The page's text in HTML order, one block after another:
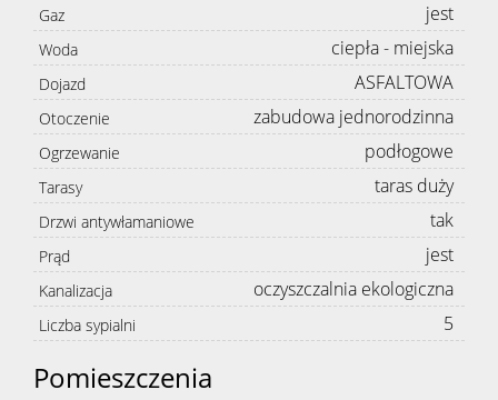
Gaz jest
Woda ciepła - miejska
Dojazd ASFALTOWA
Otoczenie zabudowa jednorodzinna
Ogrzewanie podłogowe
Tarasy taras duży
Drzwi antywłamaniowe tak
Prąd jest
Kanalizacja oczyszczalnia ekologiczna
Liczba sypialni 5
Pomieszczenia